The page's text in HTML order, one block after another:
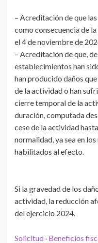
– Acreditación de que
como consecuencia de
el 4 de noviembre de
– Acreditación de que,
establecimientos han
han producido daños
de la actividad o han
cierre temporal de la
duración, computada
cese de la actividad
normalidad, ya sea en
habilitados al efecto.
Si la gravedad de los
actividad, la reducción
del ejercicio 2024.
Solicitud · Beneficios